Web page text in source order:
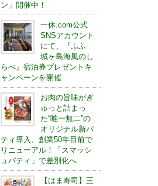
ン」開催中！
一休.com公式
SNSアカウント
にて、『ふふ
城ヶ島海風のし
らべ』宿泊券プレゼントキ
ャンペーンを開催
お肉の旨味がぎ
ゅっと詰まっ
た“唯一無二”の
オリジナル新パ
ティ導入、創業50年目前で
リニューアル！「スマッシ
ュパティ」で差別化へ
【はま寿司】三